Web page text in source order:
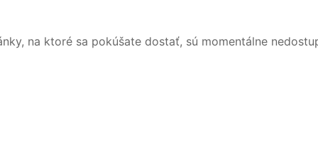
na ktoré sa pokúšate dostať, sú momentálne